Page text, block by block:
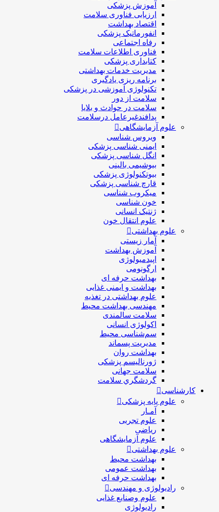
آموزش پزشکی
ارزیابی فناوری سلامت
اقتصاد بهداشت
انفورماتیک پزشکی
رفاه اجتماعی
فناوری اطلاعات سلامت
کتابداری پزشکی
مديريت خدمات بهداشتی
برنامه ریزی یادگیری
تکنولوژی آموزشی در پزشکی
سلامت از دور
سلامت در حوادث و بلایا
پدافندغیرعامل درسلامت
علوم آزمایشگاهی
ویروس شناسی
ایمنی شناسی پزشكی
انگل شناسی پزشکی
بیوشیمی بالینی
بیوتکنولوژی پزشکی
قارچ شناسی پزشکی
ميكروب شناسی
خون شناسی
ژنتیک انسانی
علوم انتقال خون
علوم بهداشتی
آمار زیستی
آموزش بهداشت
اپیدمیولوژی
ارگونومی
بهداشت حرفه ای
بهداشت و ایمنی غذایی
علوم بهداشتی در تغذیه
مهندسی بهداشت محيط
سلامت سالمندی
اکولوژی انسانی
سم‌شناسی محیط
مدیریت پسماند
بهداشت روان
ژورنالیسم پزشکی
سلامت جهانی
گردشگري سلامت
کارشناسی
علوم پایه پزشکی
آمـار
علوم تجربی
ریاضی
علوم آزمایشگاهی
علوم بهداشتی
بهداشت محیط
بهداشت عمومی
بهداشت حرفه ای
رادیولوژی و مهندسی
علوم وصنایع غذایی
رادیولوژی